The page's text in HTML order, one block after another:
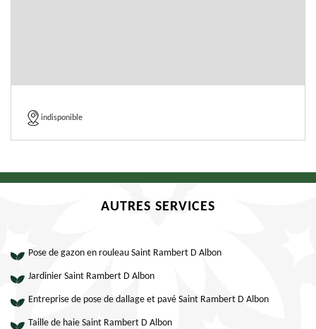
indisponible
AUTRES SERVICES
Pose de gazon en rouleau Saint Rambert D Albon
Jardinier Saint Rambert D Albon
Entreprise de pose de dallage et pavé Saint Rambert D Albon
Taille de haie Saint Rambert D Albon